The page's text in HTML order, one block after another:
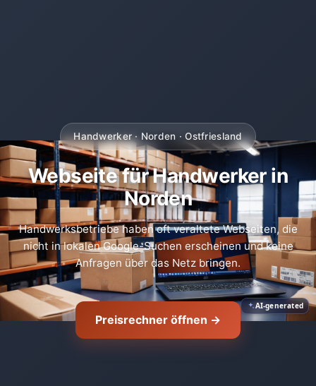
AI-generated
Handwerker · Norden · Ostfriesland
Webseite für Handwerker in
Norden
Handwerksbetriebe haben oft veraltete Webseiten, die
nicht in lokalen Google-Suchen erscheinen und keine
Anfragen über das Netz bringen.
Preisrechner öffnen →